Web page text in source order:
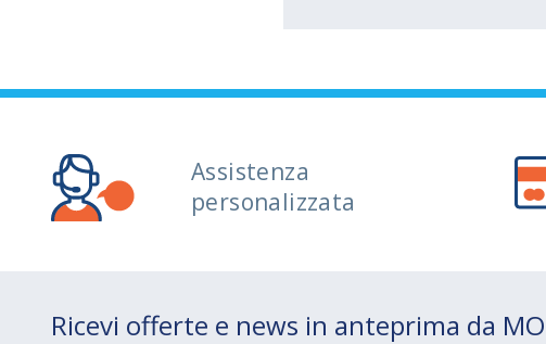
Assistenza
personalizzata
Ricevi offerte e news in anteprima da